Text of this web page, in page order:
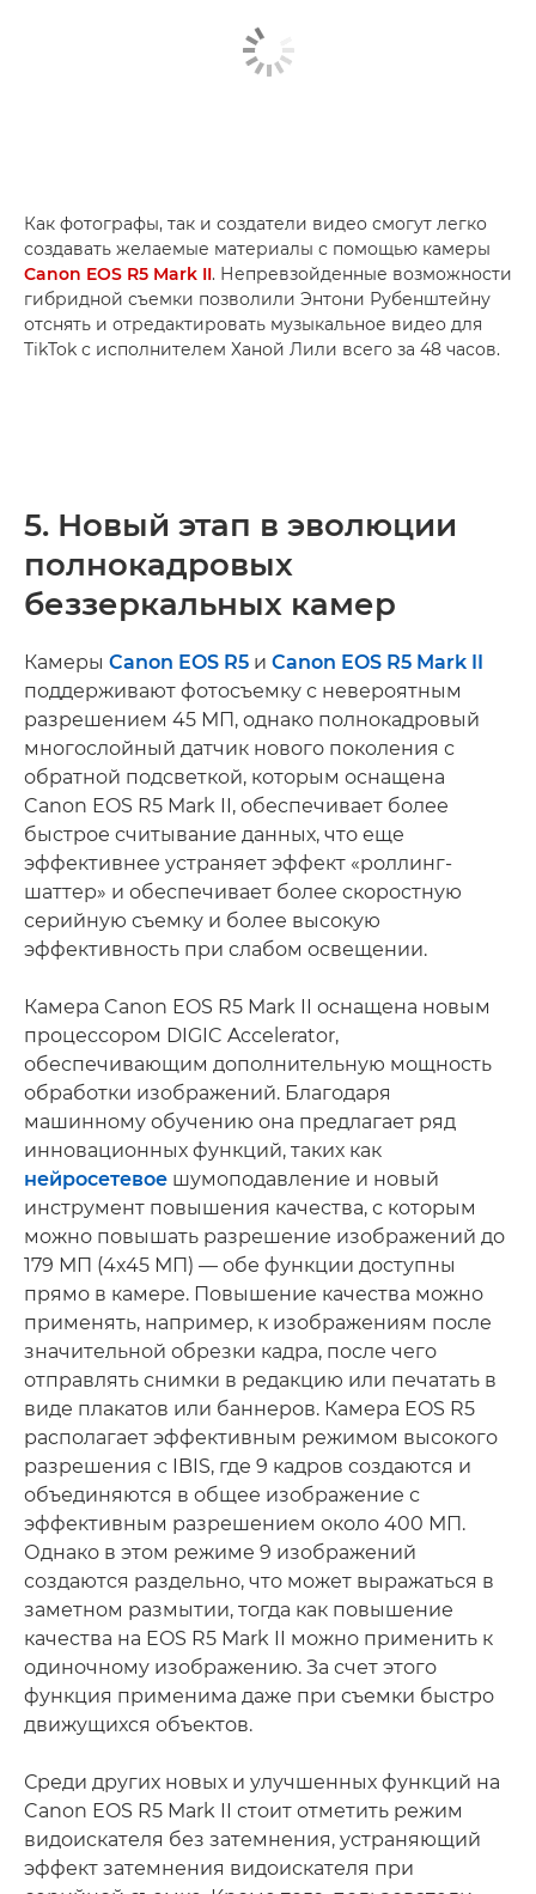
Как фотографы, так и создатели видео смогут легко
создавать желаемые материалы с помощью камеры
Canon EOS R5 Mark II. Непревзойденные возможности
гибридной съемки позволили Энтони Рубенштейну
отснять и отредактировать музыкальное видео для
TikTok с исполнителем Ханой Лили всего за 48 часов.
5. Новый этап в эволюции
полнокадровых
беззеркальных камер
Камеры Canon EOS R5 и Canon EOS R5 Mark II
поддерживают фотосъемку с невероятным
разрешением 45 МП, однако полнокадровый
многослойный датчик нового поколения с
обратной подсветкой, которым оснащена
Canon EOS R5 Mark II, обеспечивает более
быстрое считывание данных, что еще
эффективнее устраняет эффект «роллинг-
шаттер» и обеспечивает более скоростную
серийную съемку и более высокую
эффективность при слабом освещении.
Камера Canon EOS R5 Mark II оснащена новым
процессором DIGIC Accelerator,
обеспечивающим дополнительную мощность
обработки изображений. Благодаря
машинному обучению она предлагает ряд
инновационных функций, таких как
нейросетевое шумоподавление и новый
инструмент повышения качества, с которым
можно повышать разрешение изображений до
179 МП (4x45 МП) — обе функции доступны
прямо в камере. Повышение качества можно
применять, например, к изображениям после
значительной обрезки кадра, после чего
отправлять снимки в редакцию или печатать в
виде плакатов или баннеров. Камера EOS R5
располагает эффективным режимом высокого
разрешения с IBIS, где 9 кадров создаются и
объединяются в общее изображение с
эффективным разрешением около 400 МП.
Однако в этом режиме 9 изображений
создаются раздельно, что может выражаться в
заметном размытии, тогда как повышение
качества на EOS R5 Mark II можно применить к
одиночному изображению. За счет этого
функция применима даже при съемки быстро
движущихся объектов.
Среди других новых и улучшенных функций на
Canon EOS R5 Mark II стоит отметить режим
видоискателя без затемнения, устраняющий
эффект затемнения видоискателя при